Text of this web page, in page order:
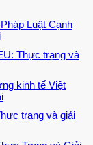
Luật Cạnh
Thực trạng và
kinh tế Việt
trạng và giải